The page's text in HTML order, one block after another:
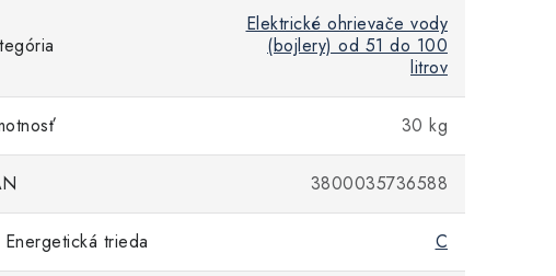
Elektrické ohrievače vody
(bojlery) od 51 do 100
litrov
30 kg
3800035736588
Energetická trieda C